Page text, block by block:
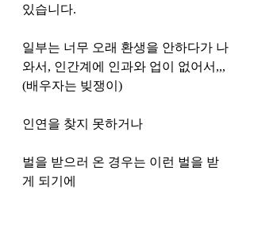
있습니다.
일부는 너무 오래 환생을 안하다가 나
와서, 인간계에 인과와 업이 없어서,,,
(배우자는 빚쟁이)
인연을 찾지 못하거나
벌을 받으러 온 경우는 이런 벌을 받
게 되기에